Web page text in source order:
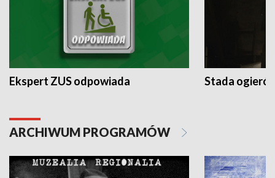
Ekspert ZUS odpowiada Stada
ARCHIWUM PROGRAMÓW